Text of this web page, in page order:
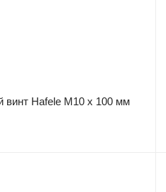
винт Hafele M10 x 100 мм